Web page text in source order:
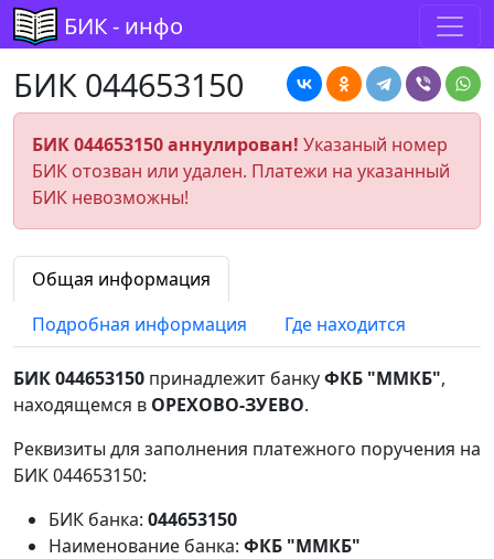
БИК - инфо
БИК 044653150
БИК 044653150 аннулирован! Указаный номер
БИК отозван или удален. Платежи на указанный
БИК невозможны!
Общая информация
Подробная информация
Где находится
БИК 044653150 принадлежит банкуФКБ "ММКБ",
находящемся в ОРЕХОВО-ЗУЕВО.
Реквизиты для заполнения платежного поручения на
БИК 044653150:
БИК банка: 044653150
Наименование банка: ФКБ "ММКБ"